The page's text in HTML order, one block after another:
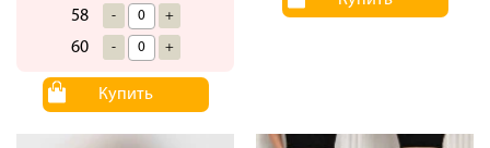
58 - +
60 - +
Купить